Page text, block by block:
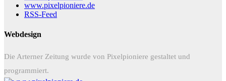
www.pixelpioniere.de
RSS-Feed
Webdesign
Die Arterner Zeitung wurde von Pixelpioniere gestaltet und
programmiert.